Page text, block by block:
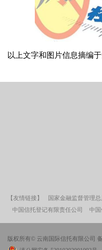
以上文字和图片信息摘编
【友情链接】 国家金融监督管理总
中国信托登记有限责任公司
中
版权所有© 云南国际信托有限公司